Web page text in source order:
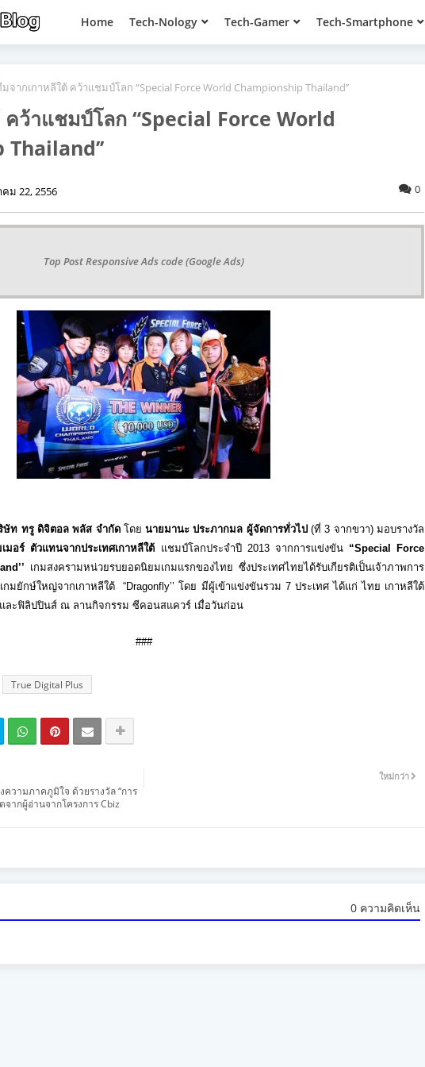
Home Tech-Nology Tech-Gamer Tech-Smartphone
จากเกาหลีใต้ คว้าแชมป์โลก “Special Force World Championship Thailand’’
คว้าแชมป์โลก “Special Force World
ม 22, 2556 0
Top Post Responsive Ads code (Google Ads)
ษัท ทรู ดิจิตอล พลัส จำกัดโดย นายมานะ ประภากมล ผู้จัดการทั่วไป(ที่ 3 จากขวา)มอบรางวัล
มอร์ ตัวแทนจากประเทศเกาหลีใต้ แชมป์โลกประจำปี 2013 จากการแข่งขัน “Special Force
เกมสงครามหน่วยรบยอดนิยมเกมแรกของไทย ซึ่งประเทศไทยได้รับเกียรติเป็นเจ้าภาพการ
กมยักษ์ใหญ่จากเกาหลีใต้ “Dragonfly’’โดย มีผู้เข้าแข่งขันรวม 7 ประเทศ ได้แก่ ไทย เกาหลีใต้
ละฟิลิปปินส์ ณ ลานกิจกรรม ซีคอนสแควร์ เมื่อวันก่อน
###
True Digital Plus
ใหม่กว่า
วามภาคภูมิใจ ด้วยรางวัล “การ
ากผู้อ่านจากโครงการ Cbiz
0 ความคิดเห็น